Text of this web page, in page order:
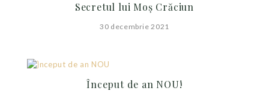
Secretul lui Moș Crăciun
30 decembrie 2021
Început de an NOU!